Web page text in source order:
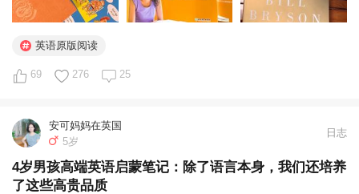
英语原版阅读
69 276 25
安可妈妈在英国
5岁
日志
4岁男孩高端英语启蒙笔记：除了语言本身，我们还培养
了这些高贵品质